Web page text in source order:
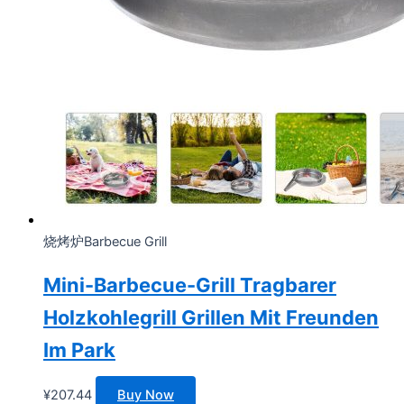
烧烤炉Barbecue Grill
Mini-Barbecue-Grill Tragbarer
Holzkohlegrill Grillen Mit Freunden
Im Park
¥207.44 Buy Now